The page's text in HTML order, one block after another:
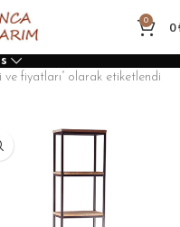
0 0
ve fiyatları” olarak etiketlendi